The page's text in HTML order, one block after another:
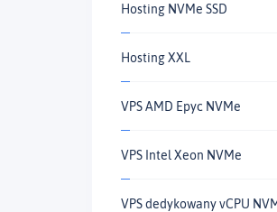
Hosting NVMe SSD
Hosting XXL
VPS AMD Epyc NVMe
VPS Intel Xeon NVMe
VPS dedykowany vCPU